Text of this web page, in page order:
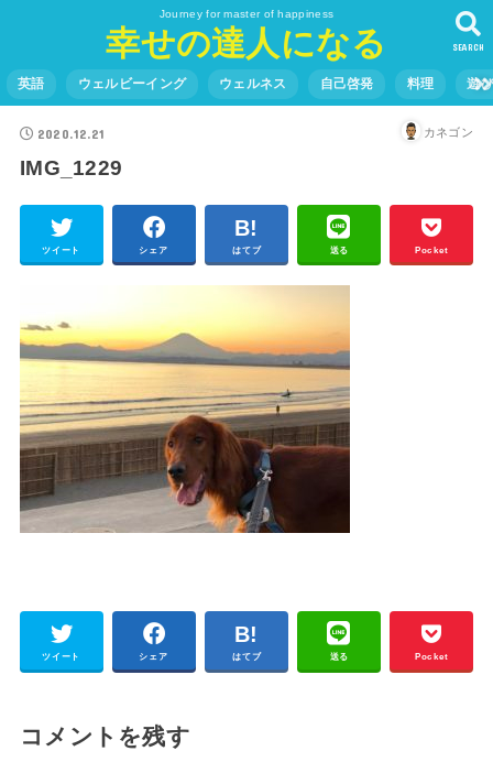
Journey for master of happiness
幸せの達人になる SEARCH
英語 ウェルビーイング ウェルネス 自己啓発 料理 遊
2020.12.21 カネゴン
IMG_1229
ツイート シェア はてブ 送る Pocket
ツイート シェア はてブ 送る Pocket
コメントを残す